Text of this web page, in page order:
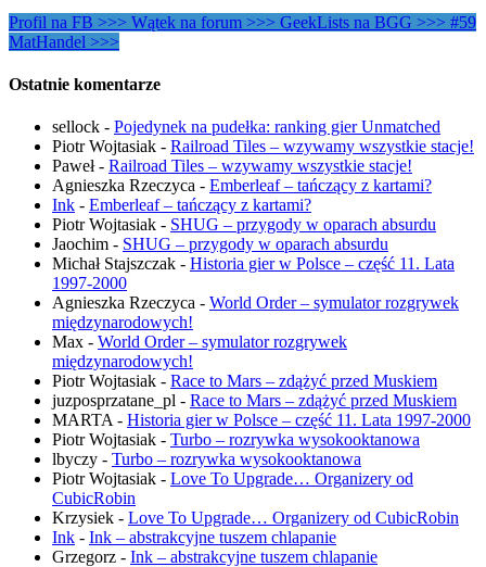
Profil na FB >>> Wątek na forum >>> GeekLists na BGG >>> #59
MatHandel >>>
Ostatnie komentarze
sellock - Pojedynek na pudełka: ranking gier Unmatched
Piotr Wojtasiak - Railroad Tiles – wzywamy wszystkie stacje!
Paweł- Railroad Tiles – wzywamy wszystkie stacje!
Agnieszka Rzeczyca - Emberleaf – tańczący z kartami?
Ink - Emberleaf – tańczący z kartami?
Piotr Wojtasiak - SHUG – przygody w oparach absurdu
Jaochim - SHUG – przygody w oparach absurdu
Michał Stajszczak - Historia gier w Polsce – część 11. Lata
1997-2000
Agnieszka Rzeczyca - World Order – symulator rozgrywek
międzynarodowych!
Max - World Order – symulator rozgrywek
międzynarodowych!
Piotr Wojtasiak - Race to Mars – zdążyć przed Muskiem
juzposprzatane_pl - Race to Mars – zdążyć przed Muskiem
MARTA - Historia gier w Polsce – część 11. Lata 1997-2000
Piotr Wojtasiak - Turbo – rozrywka wysokooktanowa
lbyczy - Turbo – rozrywka wysokooktanowa
Piotr Wojtasiak - Love To Upgrade… Organizery od
CubicRobin
Krzysiek - Love To Upgrade… Organizery od CubicRobin
Ink - Ink – abstrakcyjne tuszem chlapanie
Grzegorz - Ink – abstrakcyjne tuszem chlapanie